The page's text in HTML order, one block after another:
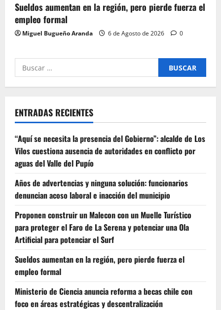
Sueldos aumentan en la región, pero pierde fuerza el
empleo formal
Miguel Bugueño Aranda 6 de Agosto de 2026 0
Buscar
por:
ENTRADAS RECIENTES
“Aquí se necesita la presencia del Gobierno”: alcalde de Los
Vilos cuestiona ausencia de autoridades en conflicto por
aguas del Valle del Pupío
Años de advertencias y ninguna solución: funcionarios
denuncian acoso laboral e inacción del municipio
Proponen construir un Malecon con un Muelle Turístico
para proteger el Faro de La Serena y potenciar una Ola
Artificial para potenciar el Surf
Sueldos aumentan en la región, pero pierde fuerza el
empleo formal
Ministerio de Ciencia anuncia reforma a becas chile con
foco en áreas estratégicas y descentralización